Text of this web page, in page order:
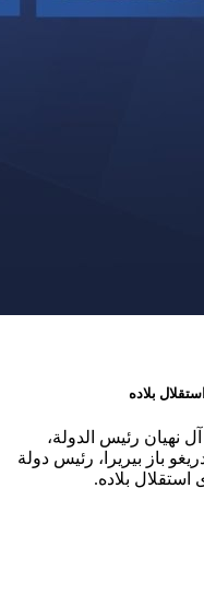
بلاده
نهيان رئيس الدولة،
باز بيريرا، رئيس دولة
استقلال بلاده.